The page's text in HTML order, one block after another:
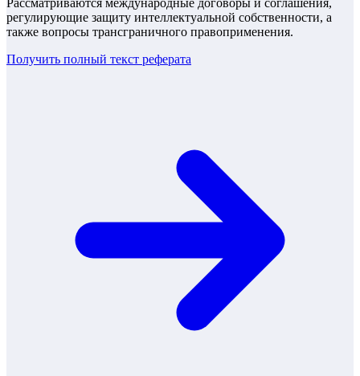
Рассматриваются международные договоры и соглашения,
регулирующие защиту интеллектуальной собственности, а
также вопросы трансграничного правоприменения.
Получить полный текст реферата